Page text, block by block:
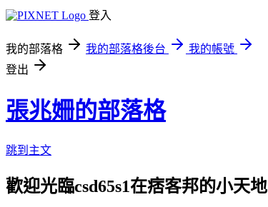
登入
我的部落格 我的部落格後台
我的帳號
登出
張兆姍的部落格
跳到主文
歡迎光臨csd65s1在痞客邦的小天地